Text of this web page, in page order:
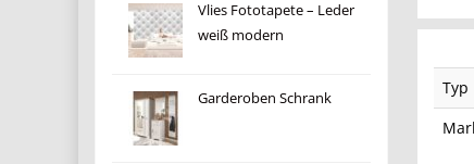
Vlies Fototapete – Leder
weiß modern
Garderoben Schrank
Typ